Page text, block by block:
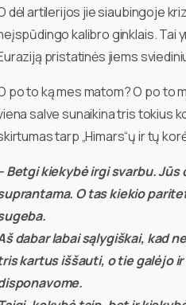
dėl artilerijos jie siaubingoje
kalibro ginklais. Tai
pristatinės jiems
po to ką mes matom? O po to
salve sunaikina tris tokius
tarp „Himars“ų ir tų
Betgi kiekybė irgi svarbu.
O tas kiekio
dabar labai sąlygiškai, kad
kartus iššauti, o tie galėjo